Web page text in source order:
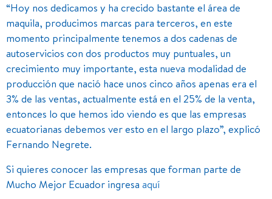
“Hoy nos dedicamos y ha crecido bastante el área de
maquila, producimos marcas para terceros, en este
momento principalmente tenemos a dos cadenas de
autoservicios con dos productos muy puntuales, un
crecimiento muy importante, esta nueva modalidad de
producción que nació hace unos cinco años apenas era el
3% de las ventas, actualmente está en el 25% de la venta,
entonces lo que hemos ido viendo es que las empresas
ecuatorianas debemos ver esto en el largo plazo”, explicó
Fernando Negrete.
Si quieres conocer las empresas que forman parte de
Mucho Mejor Ecuador ingresa aquí